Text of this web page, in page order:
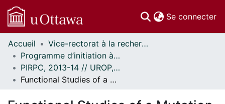
Se connecter
Communautés
et collections
Parcourir
Statistiques
À propos
Accueil
Vice-rectorat à la recherche // Office of the V-P, Research
Programme d’initiation à la recherche au premier cycle (PIRPC) // Undergraduate Research Opportunity Program (UROP)
PIRPC, 2013-14 // UROP, 2013-14
Functional Studies of a Mutation in the Nicotinic Acetylcholine Receptor That Leads to a Congenital Myasthenic Syndrome